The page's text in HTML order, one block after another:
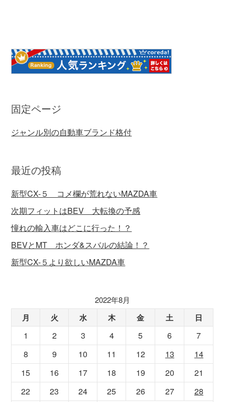
固定ページ
ジャンル別の自動車ブランド格付
最近の投稿
新型CX-５ コメ欄が荒れないMAZDA車
次期フィットはBEV 大転換の予感
憧れの輸入車はどこに行った！？
BEVとMT ホンダ&スバルの結論！？
新型CX-５より欲しいMAZDA車
2022年8月
月 火 水 木 金 土 日
1 2 3 4 5 6
7
8
9 10 11 12 13
14
15
16 17 18 19 20
21
22
23 24 25 26 27 28